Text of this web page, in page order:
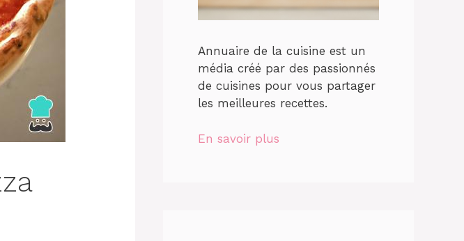
Annuaire de la cuisine est un
média créé par des passionnés
de cuisines pour vous partager
les meilleures recettes.
En savoir plus